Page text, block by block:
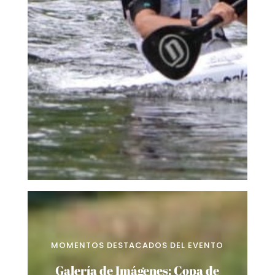
MOMENTOS DESTACADOS DEL EVENTO
Galería de Imágenes: Copa de